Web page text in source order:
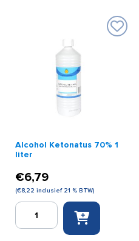
Alcohol Ketonatus 70% 1
liter
€6,79
(€8,22 inclusief 21 % BTW)
Alcohol
Ketonatus